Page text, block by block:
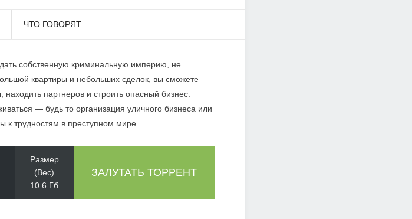
ЧТО ГОВОРЯТ
собственную криминальную империю, не
квартиры и небольших сделок, вы сможете
партнеров и строить опасный бизнес.
— будь то организация уличного бизнеса или
к трудностям в преступном мире.
Размер
(Вес)
10.6 Гб
ЗАЛУТАТЬ ТОРРЕНТ